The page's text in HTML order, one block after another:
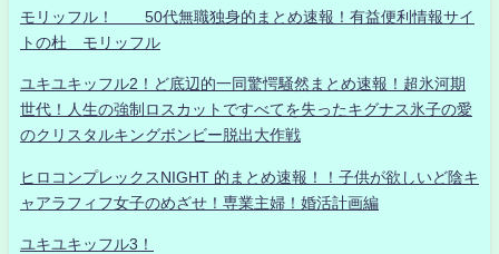
モリッフル！ 50代無職独身的まとめ速報！有益便利情報サイ
トの杜 モリッフル
ユキユキッフル2！ど底辺的一同驚愕騒然まとめ速報！超氷河期
世代！人生の強制ロスカットですべてを失ったキグナス氷子の愛
のクリスタルキングボンビー脱出大作戦
ヒロコンプレックスNIGHT 的まとめ速報！！子供が欲しいど陰キ
ャアラフィフ女子のめざせ！専業主婦！婚活計画編
ユキユキッフル3！